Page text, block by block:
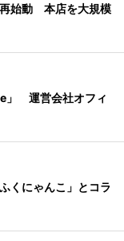
始動 本店を大規模
」 運営会社オフィ
くにゃんこ」とコラ